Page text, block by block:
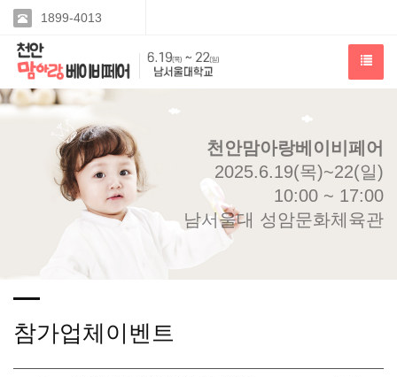
1899-4013
천안맘아랑베이비페어
2025.6.19(목)~22(일)
10:00 ~ 17:00
남서울대 성암문화체육관
참가업체이벤트